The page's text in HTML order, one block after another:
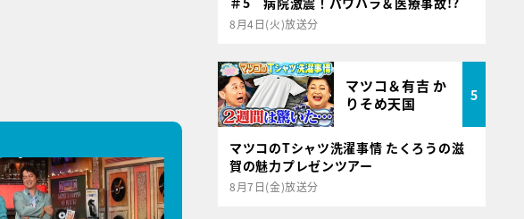
8月4日(火)放送分
マツコ＆有吉 か
りそめ天国
5
マツコのTシャツ洗濯事情 たくろうの滋
賀の魅力プレゼンツアー
8月7日(金)放送分